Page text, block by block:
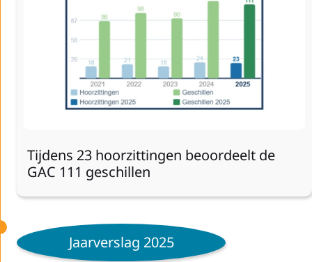
Tijdens 23 hoorzittingen beoordeelt de
GAC 111 geschillen
Jaarverslag 2025